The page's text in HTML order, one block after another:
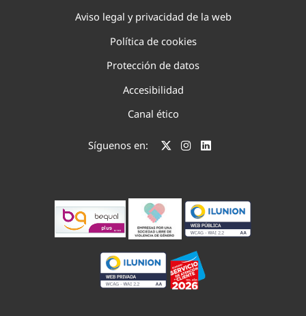
Aviso legal y privacidad de la web
Política de cookies
Protección de datos
Accesibilidad
Canal ético
Síguenos en: